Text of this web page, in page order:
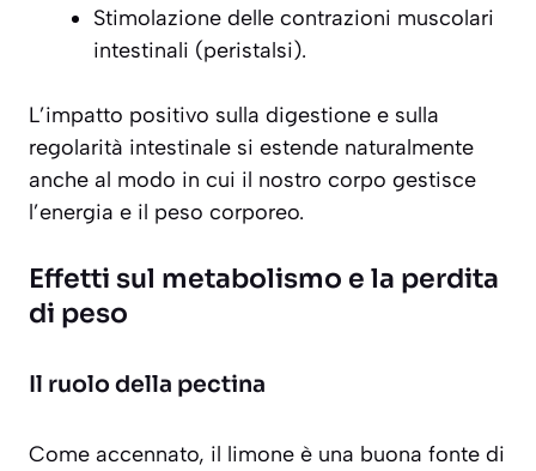
Stimolazione delle contrazioni muscolari
intestinali (peristalsi).
L’impatto positivo sulla digestione e sulla
regolarità intestinale si estende naturalmente
anche al modo in cui il nostro corpo gestisce
l’energia e il peso corporeo.
Effetti sul metabolismo e la perdita
di peso
Il ruolo della pectina
Come accennato, il limone è una buona fonte di